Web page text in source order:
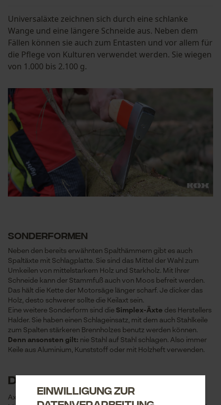
Universaläxte zeichnen sich durch eine schlanke
Wange und eine längere Schneide aus. Neben dem
Fällen können sie auch zum Entasten und vor allem für
die Pflege von Kulturen verwendet werden. Sie wiegen
von 1.000 bis 2.100 g.
Sonderformen
Neben den bereits erwähnten Spalthämmern gibt es auch
Spaltäxte mit Schlagplatte. Sie sind das Mittel der Wahl zum
Umkeilen von mittelstarkem Holz und Starkholz. Mit Ihrer
Schneide kann der Stammfuß auch von Moos befreit werden.
Das hält die Kette der Motorsäge länger scharf. Je dicker das
Holz, desto schwerer sollte die Keilaxt sein.
Eine weitere Sonderform sind die Simplex-Äxte des Herstellers
Halder. Sie haben einen Schlageinsatz, mit dem auch Stahlkeile
zum Spalten stärkeren Brennholzes benutz werden können.
Denn ansonsten gilt: nie Stahl auf Stahl schlagen. Also immer
Keile aus Aluminium, Kunststoff oder mit Holzheft verwenden.
Der Stiel
Axtestiele müssen aus hochwertigem Holz hergestellt sein.
Einwilligung zur